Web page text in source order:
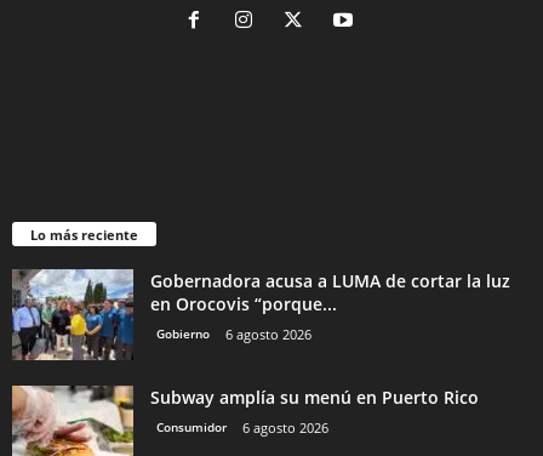
Lo más reciente
Gobernadora acusa a LUMA de cortar la luz
en Orocovis “porque...
Gobierno 6 agosto 2026
Subway amplía su menú en Puerto Rico
Consumidor 6 agosto 2026